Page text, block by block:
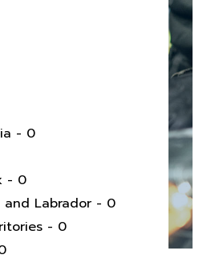
- 0
- 0
and Labrador - 0
- 0